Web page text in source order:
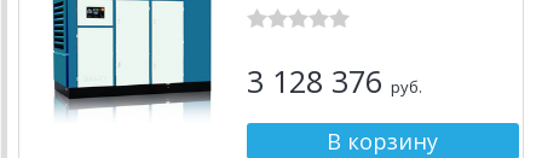
3 128 376 руб.